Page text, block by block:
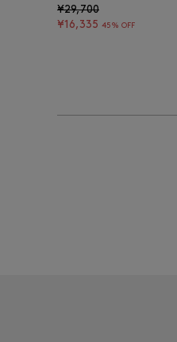
¥29,700
¥16,335 45% OFF